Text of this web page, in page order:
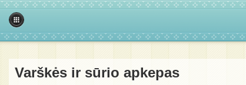
Varškės ir sūrio apkepas